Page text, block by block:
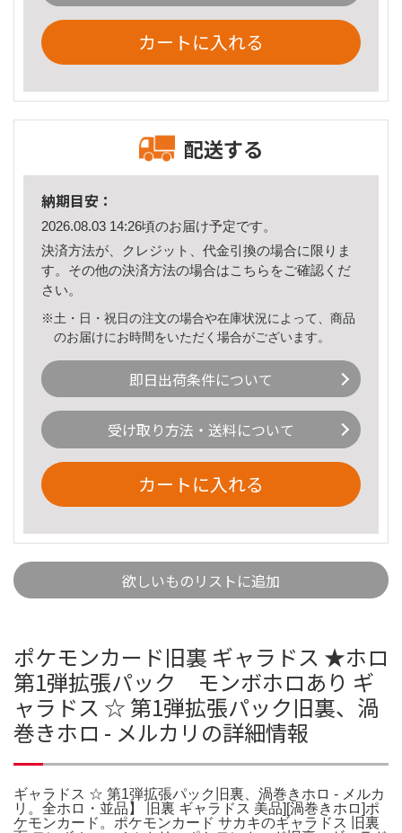
カートに入れる
配送する
納期目安：
2026.08.03 14:26頃のお届け予定です。
決済方法が、クレジット、代金引換の場合に限りま
す。その他の決済方法の場合はこちら をご確認くだ
さい。
※土・日・祝日の注文の場合や在庫状況によって、商品
のお届けにお時間をいただく場合がございます。
即日出荷条件について
受け取り方法・送料について
カートに入れる
欲しいものリストに追加
ポケモンカード旧裏 ギャラドス ★ホロ
第1弾拡張パック モンボホロあり ギ
ャラドス ☆ 第1弾拡張パック旧裏、渦
巻きホロ - メルカリの詳細情報
ギャラドス ☆ 第1弾拡張パック旧裏、渦巻きホロ - メルカ
リ。全ホロ・並品】 旧裏 ギャラドス 美品][渦巻きホロ]ポ
ケモンカード。ポケモンカード サカキのギャラドス 旧裏